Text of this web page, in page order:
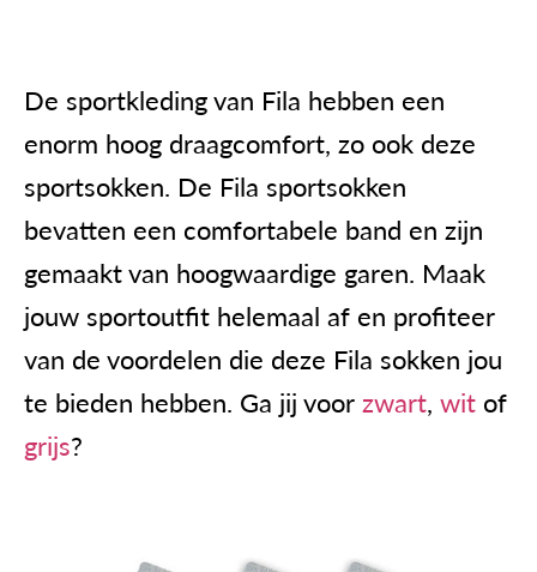
De sportkleding van Fila hebben een
enorm hoog draagcomfort, zo ook deze
sportsokken. De Fila sportsokken
bevatten een comfortabele band en zijn
gemaakt van hoogwaardige garen. Maak
jouw sportoutfit helemaal af en profiteer
van de voordelen die deze Fila sokken jou
te bieden hebben. Ga jij voorzwart, wit of
grijs?